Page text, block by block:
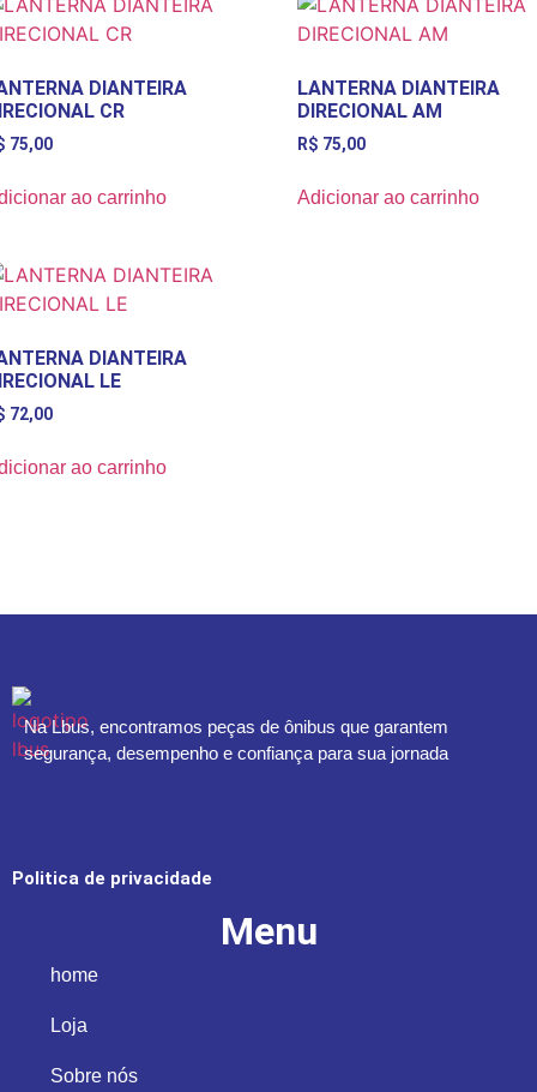
DIANTEIRA
CR
75,00
ao carrinho
LANTERNA DIANTEIRA
DIRECIONAL AM
R$ 75,00
Adicionar ao carrinho
DIANTEIRA
LE
72,00
ao carrinho
Na Lbus, encontramos peças de ônibus que garantem
segurança, desempenho e confiança para sua jornada
Politica de privacidade
Menu
home
Loja
Sobre nós